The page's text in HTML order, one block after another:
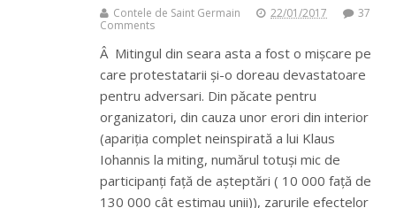
Contele de Saint Germain 22/01/2017
37
Comments
Â Mitingul din seara asta a fost o mișcare pe
care protestatarii și-o doreau devastatoare
pentru adversari. Din păcate pentru
organizatori, din cauza unor erori din interior
(apariția complet neinspirată a lui Klaus
Iohannis la miting, numărul totuși mic de
participanți față de așteptări ( 10 000 față de
130 000 cât estimau unii)), zarurile efectelor